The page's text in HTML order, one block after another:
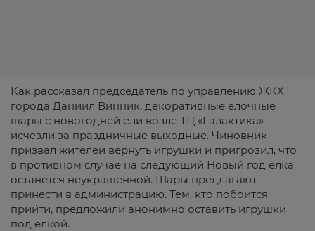
Как рассказал председатель по управлению ЖКХ
города Даниил Винник, декоративные елочные
шары с новогодней ели возле ТЦ «Галактика»
исчезли за праздничные выходные. Чиновник
призвал жителей вернуть игрушки и пригрозил, что
в противном случае на следующий Новый год елка
останется неукрашенной. Шары предлагают
принести в администрацию. Тем, кто побоится
прийти, предложили анонимно оставить игрушки
под елкой.